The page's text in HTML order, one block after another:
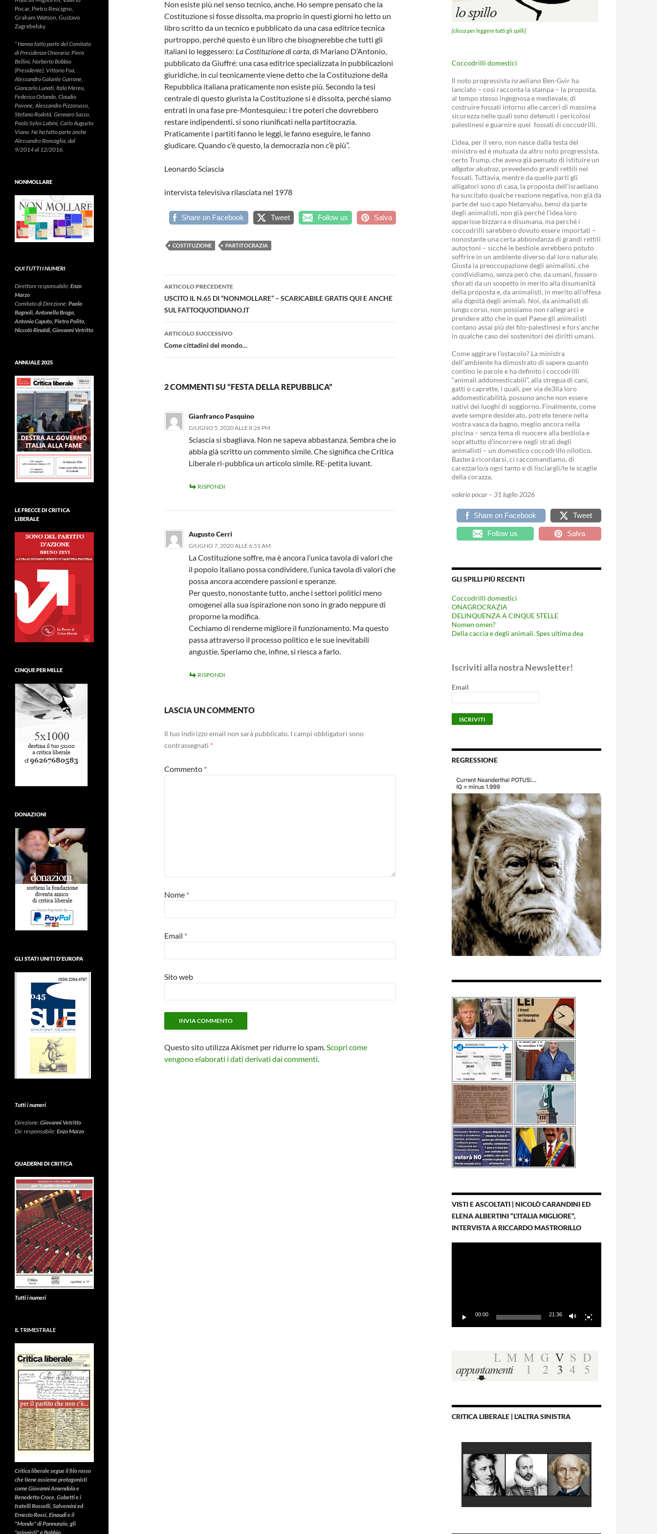
Non esiste più nel senso tecnico, anche. Ho sempre pensato che la
Costituzione si fosse dissolta, ma proprio in questi giorni ho letto un
libro scritto da un tecnico e pubblicato da una casa editrice tecnica
purtroppo, perché questo è un libro che bisognerebbe che tutti gli
italiani lo leggessero: La Costituzione di carta, di Mariano D’Antonio,
pubblicato da Giuffré: una casa editrice specializzata in pubblicazioni
giuridiche, in cui tecnicamente viene detto che la Costituzione della
Repubblica italiana praticamente non esiste più. Secondo la tesi
centrale di questo giurista la Costituzione si è dissolta, perché siamo
entrati in una fase pre-Montesquieu: i tre poteri che dovrebbero
restare indipendenti, si sono riunificati nella partitocrazia.
Praticamente i partiti fanno le leggi, le fanno eseguire, le fanno
giudicare. Quando c’è questo, la democrazia non c’è più”.
Leonardo Sciascia
intervista televisiva rilasciata nel 1978
Share on Facebook Tweet Follow us Salva
COSTITUZIONE PARTITOCRAZIA
Navigazione
articolo
ARTICOLO PRECEDENTE
USCITO IL N.65 DI “NONMOLLARE” – SCARICABILE GRATIS QUI E ANCHE
SUL FATTOQUOTIDIANO.IT
ARTICOLO SUCCESSIVO
Come cittadini del mondo…
2 COMMENTI SU “FESTA DELLA REPUBBLICA”
Gianfranco Pasquino
GIUGNO 5, 2020 ALLE 8:26 PM
Sciascia si sbagliava. Non ne sapeva abbastanza. Sembra che io
abbia già scritto un commento simile. Che significa che Critica
Liberale ri-pubblica un articolo simile. RE-petita iuvant.
RISPONDI
Augusto Cerri
GIUGNO 7, 2020 ALLE 6:51 AM
La Costituzione soffre, ma è ancora l’unica tavola di valori che
il popolo italiano possa condividere, l’unica tavola di valori che
possa ancora accendere passioni e speranze.
Per questo, nonostante tutto, anche i settori politici meno
omogenei alla sua ispirazione non sono in grado neppure di
proporne la modifica.
Cechiamo di renderne migliore il funzionamento. Ma questo
passa attraverso il processo politico e le sue inevitabili
angustie. Speriamo che, infine, si riesca a farlo.
RISPONDI
LASCIA UN COMMENTO
Il tuo indirizzo email non sarà pubblicato. I campi obbligatori sono
contrassegnati *
Commento *
Nome *
Email *
Sito web
Questo sito utilizza Akismet per ridurre lo spam.Scopri come
vengono elaborati i dati derivati dai commenti.
[clicca per leggere tutti gli spilli]
Coccodrilli domestici
Il noto progressista israeliano Ben-Gvir ha
lanciato – così racconta la stampa – la proposta,
al tempo stesso ingegnosa e medievale, di
costruire fossati intorno alle carceri di massima
sicurezza nelle quali sono detenuti i pericolosi
palestinesi e guarnire quei fossati di coccodrilli.
L’idea, per il vero, non nasce dalla testa del
ministro ed è mutuata da altro noto progressista,
certo Trump, che aveva già pensato di istituire un
alligator alcatraz, prevedendo grandi rettili nei
fossati. Tuttavia, mentre da quelle parti gli
alligatori sono di casa, la proposta dell’israeliano
ha suscitato qualche reazione negativa, non già da
parte del suo capo Netanyahu, bensì da parte
degli animalisti, non già perché l’idea loro
apparisse bizzarra e disumana, ma perché i
coccodrilli sarebbero dovuto essere importati –
nonostante una certa abbondanza di grandi rettili
autoctoni – sicché le bestiole avrebbero potuto
soffrire in un ambiente diverso dal loro naturale.
Giusta la preoccupazione degli animalisti, che
condividiamo, senza però che, da umani, fossero
sfiorati da un sospetto in merito alla disumanità
della proposta e, da animalisti, in merito all’offesa
alla dignità degli animali. Noi, da animalisti di
lungo corso, non possiamo non rallegrarci e
prendere atto che in quel Paese gli animalisti
contano assai più dei filo-palestinesi e fors’anche
in qualche caso dei sostenitori dei diritti umani.
Come aggirare l’ostacolo? La ministra
dell’ambiente ha dimostrato di sapere quanto
contino le parole e ha definito i coccodrilli
“animali addomesticabili”, alla stregua di cani,
gatti o caprette, i quali, per via de3lla loro
addomesticabilità, possono anche non essere
nativi dei luoghi di soggiorno. Finalmente, come
avete sempre desiderato, potrete tenere nella
vostra vasca da bagno, meglio ancora nella
piscina – senza tema di nuocere alla bestiola e
soprattutto d’incorrere negli strali degli
animalisti – un domestico coccodrillo nilotico.
Basterà ricordarsi, ci raccomandiamo, di
carezzarlo/a ogni tanto e di lisciargli/le le scaglie
della corazza.
valerio pocar – 31 luglio 2026
Share on Facebook Tweet
Follow us Salva
GLI SPILLI PIÙ RECENTI
Coccodrilli domestici
ONAGROCRAZIA
DELINQUENZA A CINQUE STELLE
Nomen omen?
Della caccia e degli animali. Spes ultima dea
Iscriviti alla nostra Newsletter!
Email
REGRESSIONE
VISTI E ASCOLTATI | NICOLÒ CARANDINI ED
ELENA ALBERTINI “L’ITALIA MIGLIORE”,
INTERVISTA A RICCARDO MASTRORILLO
00:00 21:36
CRITICA LIBERALE | L'ALTRA SINISTRA
Pocar, Pietro Rescigno,
Graham Watson, Gustavo
Zagrebelsky.
* Hanno fatto parte del Comitato
di Presidenza Onoraria: Piero
Bellini, Norberto Bobbio
(Presidente), Vittorio Foa,
Alessandro Galante Garrone,
Giancarlo Lunati, Italo Mereu,
Federico Orlando, Claudio
Pavone, Alessandro Pizzorusso,
Stefano Rodotà, Gennaro Sasso,
Paolo Sylos Labini, Carlo Augusto
Viano. Ne ha fatto parte anche
Alessandro Roncaglia, dal
9/2014 al 12/2016.
NONMOLLARE
QUI TUTTI I NUMERI
Direttore responsabile:Enzo
Marzo
Comitato di Direzione:Paolo
Bagnoli, Antonella Braga,
Antonio Caputo, Pietro Polito,
Niccolò Rinaldi, Giovanni Vetritto
ANNUALE 2025
LE FRECCE DI CRITICA
LIBERALE
CINQUE PER MILLE
DONAZIONI
GLI STATI UNITI D’EUROPA
Tutti i numeri
Direzione:Giovanni Vetritto
Dir. responsabile:Enzo Marzo
QUADERNI DI CRITICA
Tutti i numeri
IL TRIMESTRALE
Critica liberalesegue il filo rosso
che tiene assieme protagonisti
come Giovanni Amendola e
Benedetto Croce, Gobetti e i
fratelli Rosselli, Salvemini ed
Ernesto Rossi, Einaudi e il
"Mondo" di Pannunzio, gli
"azionisti" e Bobbio.